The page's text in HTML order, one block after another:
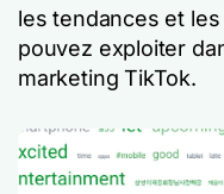
les tendances et
pouvez exploiter
marketing TikTok.